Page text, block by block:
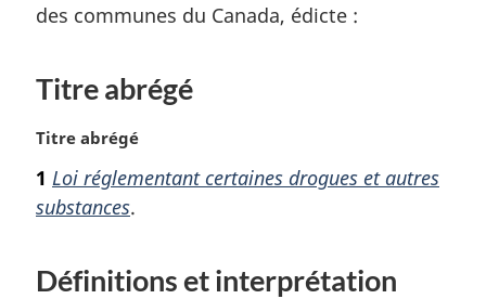
des communes du Canada, édicte :
Titre abrégé
N
t
e
r
Titre abrégé
1 Loi réglementant certaines drogues et autres
substances.
Définitions et interprétation